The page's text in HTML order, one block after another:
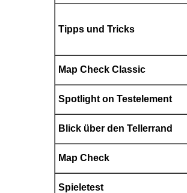
Tipps und Tricks
Map Check Classic
Spotlight on Testelement
Blick über den Tellerrand
Map Check
Spieletest